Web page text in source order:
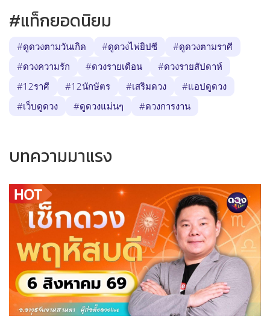
#แท็กยอดนิยม
#ดูดวงตามวันเกิด #ดูดวงไพ่ยิปซี
#ดูดวงตามราศี
#ดวงความรัก
#ดวงรายเดือน
#ดวงรายสัปดาห์
#12ราศี
#12นักษัตร #เสริมดวง
#แอปดูดวง
#เว็บดูดวง
#ดูดวงแม่นๆ #ดวงการงาน
บทความมาแรง